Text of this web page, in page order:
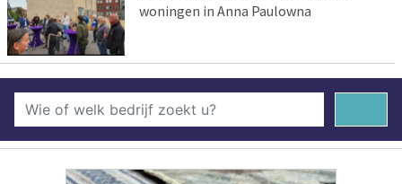
woningen in Anna Paulowna